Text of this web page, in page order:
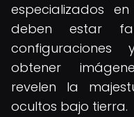
especializados
deben estar
obtener
revelen la
ocultos bajo tierra.